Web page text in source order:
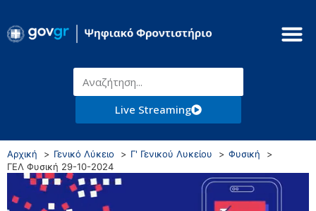
Live Streaming
Αρχική Γενικό Λύκειο Γ' Γενικού Λυκείου
Φυσική
ΓΕΛ Φυσική 29-10-2024